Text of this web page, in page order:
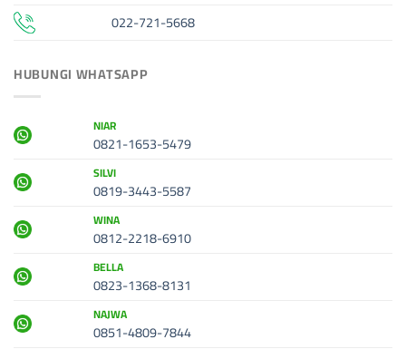
022-721-5668
HUBUNGI WHATSAPP
NIAR
0821-1653-5479
SILVI
0819-3443-5587
WINA
0812-2218-6910
BELLA
0823-1368-8131
NAJWA
0851-4809-7844